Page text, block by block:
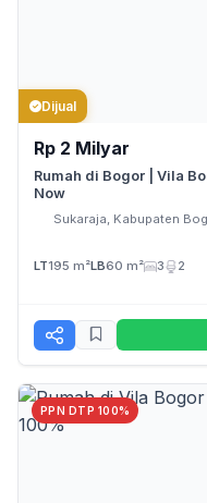
Dijual
Rp 2 Milyar
Rumah di Bogor | Vila
Now
Sukaraja, Kabupaten
LT195 m²LB60 m² 3 2
PPN DTP 100%